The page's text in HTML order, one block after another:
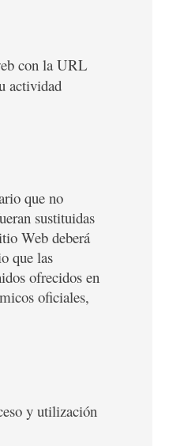
con la URL
actividad
que no
sustituidas
Web deberá
que las
ofrecidos en
oficiales,
y utilización